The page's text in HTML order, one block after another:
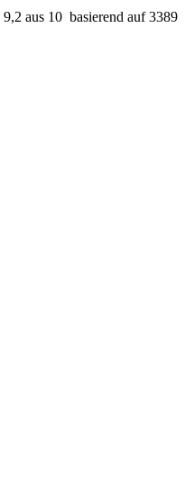
9,2 aus 10 basierend auf3389